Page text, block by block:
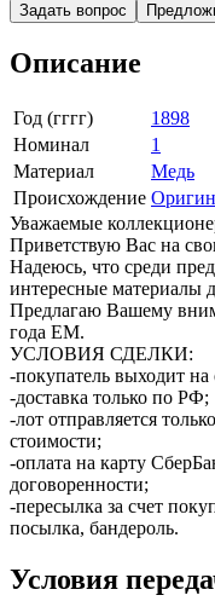
Задать вопрос
Описание
Год (гггг)
1898
Номинал
1
Материал
Медь
Происхождение
Уважаемые
Приветствую Вас на
Надеюсь, что среди
интересные материалы
Предлагаю Вашему
года ЕМ.
УСЛОВИЯ СДЕЛКИ:
-покупатель выходит на
-доставка только по РФ;
-лот отправляется
стоимости;
-оплата на карту
договоренности;
-пересылка за счет
посылка, бандероль.
Условия